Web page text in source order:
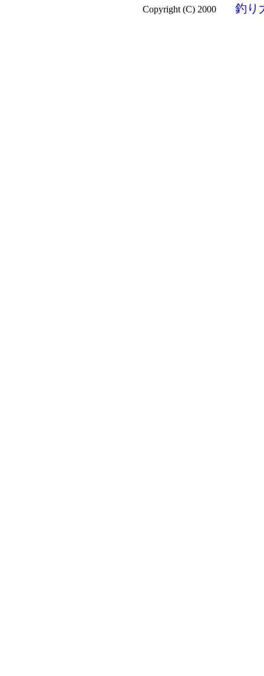
Copyright (C) 2000 釣り